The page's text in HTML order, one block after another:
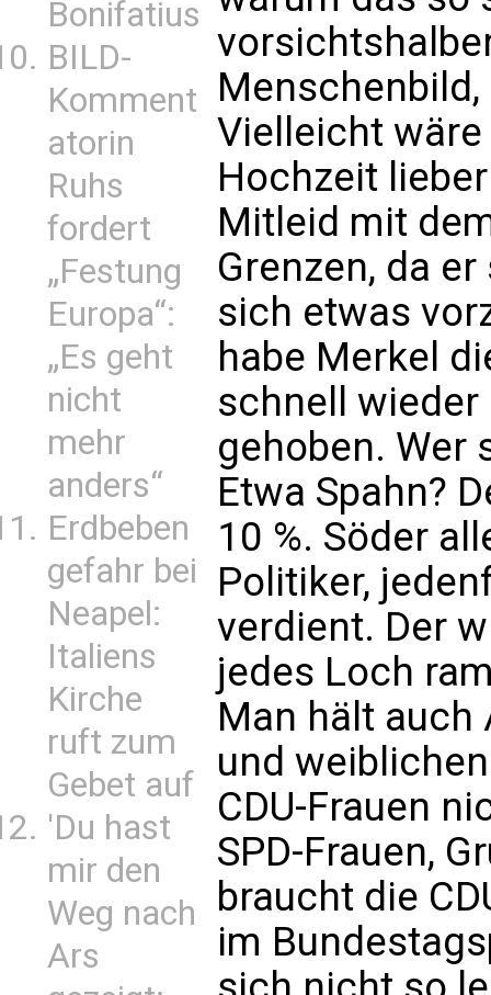
Bonifatius
BILD-
Komment
atorin
Ruhs
fordert
„Festung
Europa“:
„Es geht
nicht
mehr
anders“
Erdbeben
gefahr bei
Neapel:
Italiens
Kirche
ruft zum
Gebet auf
'Du hast
mir den
Weg nach
Ars
Vielleicht
Hochzeit
Mitleid mit
Grenzen, da
sich etwas
habe Merkel
schnell
gehoben. Wer
Etwa Spahn?
10 %. Söder
Politiker,
verdient. Der
jedes Loch
Man hält auch
und
CDU-Frauen
SPD-Frauen,
braucht die
im